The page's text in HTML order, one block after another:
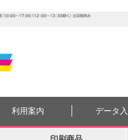
利用案内 データ